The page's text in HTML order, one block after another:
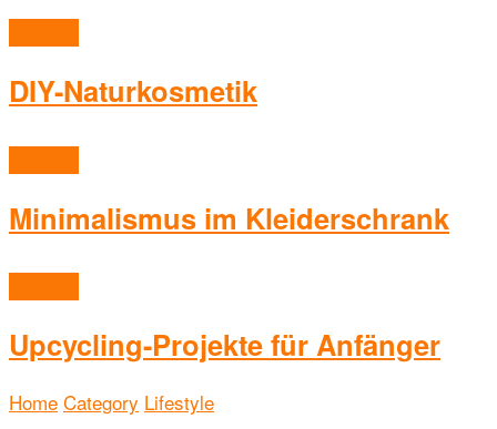
DIY-Naturkosmetik
Minimalismus im Kleiderschrank
Upcycling-Projekte für Anfänger
Home Category Lifestyle